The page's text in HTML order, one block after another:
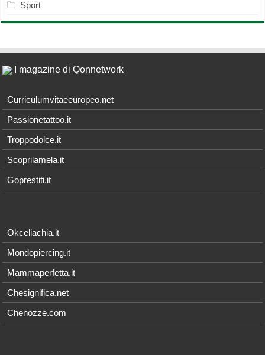
Sport
I magazine di Qonnetwork
Curriculumvitaeeuropeo.net
Passionetattoo.it
Troppodolce.it
Scoprilamela.it
Goprestiti.it
Okceliachia.it
Mondopiercing.it
Mammaperfetta.it
Chesignifica.net
Chenozze.com